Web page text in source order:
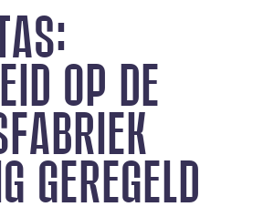
OP DE
GEREGELD